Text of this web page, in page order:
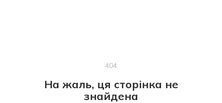
404
На жаль, ця сторінка не
знайдена